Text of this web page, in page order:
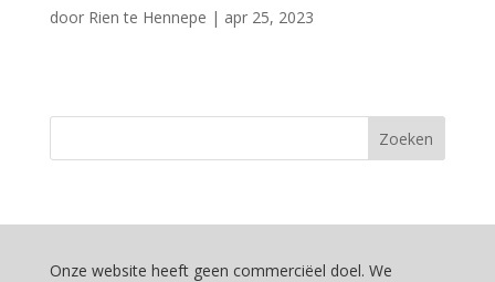
door Rien te Hennepe | apr 25, 2023
Onze website heeft geen commerciëel doel. We